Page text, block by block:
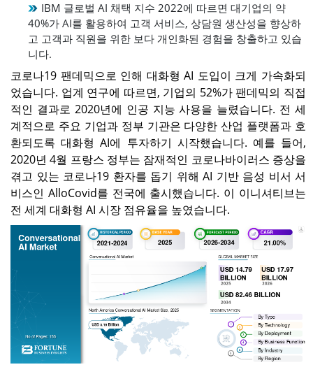
IBM 글로벌 AI 채택 지수 2022에 따르면 대기업의 약
40%가 AI를 활용하여 고객 서비스, 상담원 생산성을 향상하
고 고객과 직원을 위한 보다 개인화된 경험을 창출하고 있습
니다.
코로나19 팬데믹으로 인해 대화형 AI 도입이 크게 가속화되
었습니다. 업계 연구에 따르면, 기업의 52%가 팬데믹의 직접
적인 결과로 2020년에 인공 지능 사용을 늘렸습니다. 전 세
계적으로 주요 기업과 정부 기관은 다양한 산업 플랫폼과 호
환되도록 대화형 AI에 투자하기 시작했습니다. 예를 들어,
2020년 4월 프랑스 정부는 잠재적인 코로나바이러스 증상을
겪고 있는 코로나19 환자를 돕기 위해 AI 기반 음성 비서 서
비스인 AlloCovid를 전국에 출시했습니다. 이 이니셔티브는
전 세계 대화형 AI 시장 점유율을 높였습니다.